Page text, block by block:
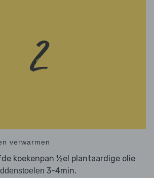
verwarmen
koekenpan ½el plantaardige olie
3-4min.